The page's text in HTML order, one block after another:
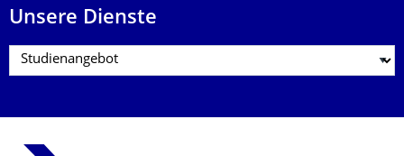
Unsere Dienste